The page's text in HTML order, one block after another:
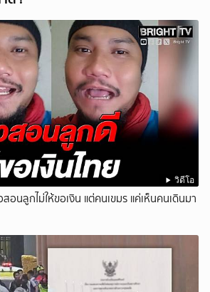
วิดีโอ
อนลูกไม่ให้ขอเงิน แต่คนเขมร แค่เห็นคนเดินมา